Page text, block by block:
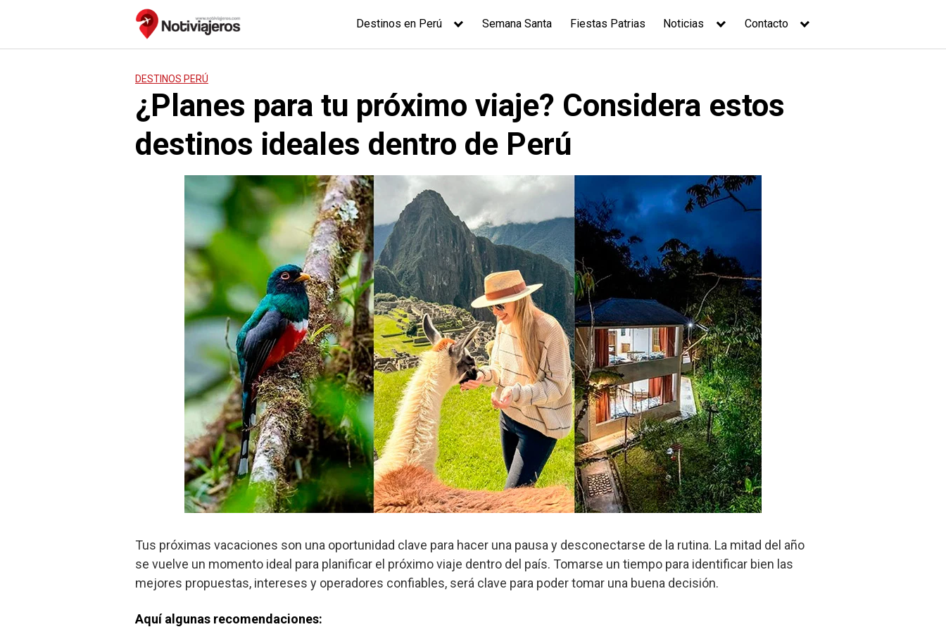
Destinos en Perú Semana Santa Fiestas Patrias Noticias Contacto
DESTINOS PERÚ
¿Planes para tu próximo viaje? Considera estos
destinos ideales dentro de Perú
Tus próximas vacaciones son una oportunidad clave para hacer una pausa y desconectarse de la rutina. La mitad del año
se vuelve un momento ideal para planificar el próximo viaje dentro del país. Tomarse un tiempo para identificar bien las
mejores propuestas, intereses y operadores confiables, será clave para poder tomar una buena decisión.
Aquí algunas recomendaciones: